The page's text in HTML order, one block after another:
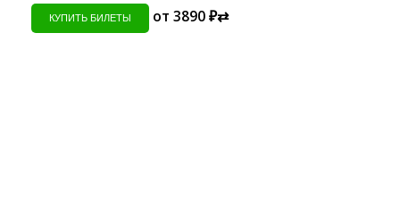
КУПИТЬ БИЛЕТЫ от 3890 ₽⇄